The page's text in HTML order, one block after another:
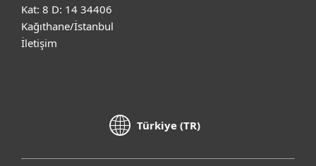
Kat: 8 D: 14 34406
Kağıthane/İstanbul
İletişim
Türkiye (TR)